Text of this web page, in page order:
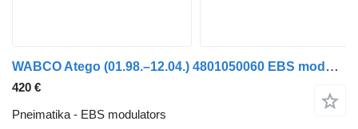
WABCO Atego (01.98.–12.04.) 4801050060 EBS modulators paredzēts Mercedes-Benz Atego, Atego 2, Atego 3 (1996-) kravas automašīnas
420 €
Pneimatika - EBS modulators